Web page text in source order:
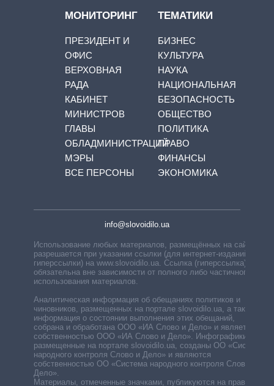
МОНИТОРИНГ
ПРЕЗИДЕНТ И
ОФИС
ВЕРХОВНАЯ
РАДА
КАБИНЕТ
МИНИСТРОВ
ГЛАВЫ
ОБЛАДМИНИСТРАЦИЙ
МЭРЫ
ВСЕ ПЕРСОНЫ
ТЕМАТИКИ
БИЗНЕС
КУЛЬТУРА
НАУКА
НАЦИОНАЛЬНАЯ
БЕЗОПАСНОСТЬ
ОБЩЕСТВО
ПОЛИТИКА
ПРАВО
ФИНАНСЫ
ЭКОНОМИКА
info@slovoidilo.ua
Использование любых материалов, размещённых на сайте,
разрешается при указании ссылки (для интернет-изданий —
гиперссылки) на www.slovoidilo.ua. Ссылка (гиперссылка)
обязательна вне зависимости от полного либо частичного
использования материалов.
Аналитическая информация об обещаниях политиков и
чиновников, размещенных на портале slovoidilo.ua, а также
информация о состоянии выполнения этих обещаний,
собрана и обработана ООО «ИА Слово и Дело» и является
собственностью ООО «ИА Слово и Дело». Инфографики,
размещенные на портале slovoidilo.ua, созданы ОО «Система
народного контроля Слово и Дело» и являются
собственностью ОО «Система народного контроля Слово и
Дело».
Материалы, отмеченные значками, публикуются на правах